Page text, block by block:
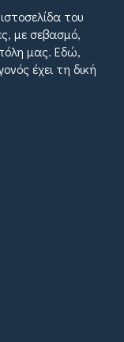
του
με σεβασμό,
μας. Εδώ,
έχει τη δική